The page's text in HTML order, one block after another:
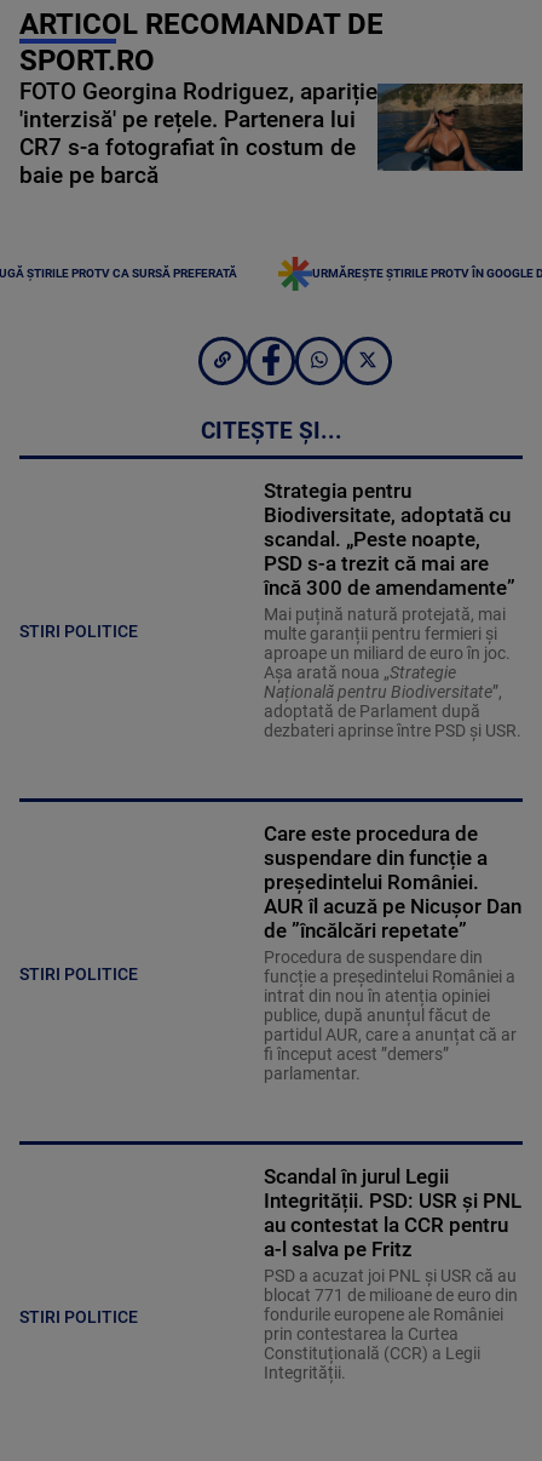
ARTICOL RECOMANDAT DE
SPORT.RO
FOTO Georgina Rodriguez, apariție
'interzisă' pe rețele. Partenera lui
CR7 s-a fotografiat în costum de
baie pe barcă
ȘTIRILE PROTV CA SURSĂ PREFERATĂ URMĂREȘTE ȘTIRILE PROTV ÎN GOOGLE
CITEȘTE ȘI...
STIRI POLITICE
Strategia pentru
Biodiversitate, adoptată cu
scandal. „Peste noapte,
PSD s-a trezit că mai are
încă 300 de amendamente”
Mai puțină natură protejată, mai
multe garanții pentru fermieri și
aproape un miliard de euro în joc.
Așa arată noua „Strategie
Națională pentru Biodiversitate”,
adoptată de Parlament după
dezbateri aprinse între PSD și USR.
STIRI POLITICE
Care este procedura de
suspendare din funcție a
președintelui României.
AUR îl acuză pe Nicușor Dan
de ”încălcări repetate”
Procedura de suspendare din
funcție a președintelui României a
intrat din nou în atenția opiniei
publice, după anunțul făcut de
partidul AUR, care a anunțat că ar
fi început acest ”demers”
parlamentar.
STIRI POLITICE
Scandal în jurul Legii
Integrității. PSD: USR și PNL
au contestat la CCR pentru
a-l salva pe Fritz
PSD a acuzat joi PNL și USR că au
blocat 771 de milioane de euro din
fondurile europene ale României
prin contestarea la Curtea
Constituțională (CCR) a Legii
Integrității.